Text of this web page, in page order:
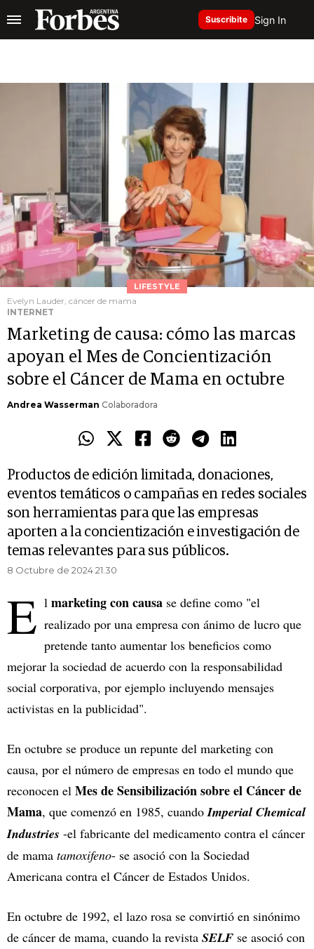
Suscribite Sign In
LIFESTYLE
Evelyn Lauder, cáncer de mama
INTERNET
Marketing de causa: cómo las marcas
apoyan el Mes de Concientización
sobre el Cáncer de Mama en octubre
Andrea Wasserman Colaboradora
Productos de edición limitada, donaciones,
eventos temáticos o campañas en redes sociales
son herramientas para que las empresas
aporten a la concientización e investigación de
temas relevantes para sus públicos.
8 Octubre de 2024 21.30
E l marketing con causa se define como "el
realizado por una empresa con ánimo de lucro que
pretende tanto aumentar los beneficios como
mejorar la sociedad de acuerdo con la responsabilidad
social corporativa, por ejemplo incluyendo mensajes
activistas en la publicidad".
En octubre se produce un repunte del marketing con
causa, por el número de empresas en todo el mundo que
reconocen el Mes de Sensibilización sobre el Cáncer de
Mama, que comenzó en 1985, cuandoImperial Chemical
Industries -el fabricante del medicamento contra el cáncer
de mama tamoxifeno- se asoció con la Sociedad
Americana contra el Cáncer de Estados Unidos.
En octubre de 1992, el lazo rosa se convirtió en sinónimo
de cáncer de mama, cuando la revista SELF se asoció con